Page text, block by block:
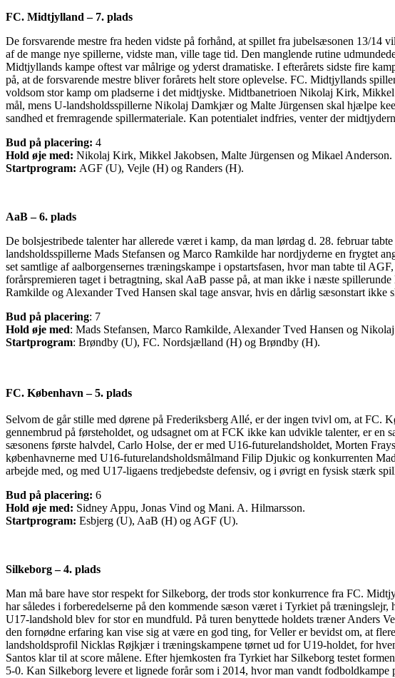
FC. Midtjylland – 7. plads
De forsvarende mestre fra heden vidste på forhånd, at spillet fra jubelsæsonen 13/
af de mange nye spillerne, vidste man, ville tage tid. Den manglende rutine
Midtjyllands kampe oftest var målrige og yderst dramatiske. I efterårets sidste fire
på, at de forsvarende mestre bliver forårets helt store oplevelse. FC. Midtjyllands
voldsom stor kamp om pladserne i det midtjyske. Midtbanetrioen Nikolaj Kirk,
mål, mens U-landsholdsspillerne Nikolaj Damkjær og Malte Jürgensen skal hjælpe
sandhed et fremragende spillermateriale. Kan potentialet indfries, venter der
Bud på placering: 4
Hold øje med: Nikolaj Kirk, Mikkel Jakobsen, Malte Jürgensen og Mikael Anderson.
Startprogram: AGF (U), Vejle (H) og Randers (H).
AaB – 6. plads
De bolsjestribede talenter har allerede været i kamp, da man lørdag d. 28. februar
landsholdsspillerne Mads Stefansen og Marco Ramkilde har nordjyderne en frygtet
set samtlige af aalborgensernes træningskampe i opstartsfasen, hvor man tabte til
forårspremieren taget i betragtning, skal AaB passe på, at man ikke i næste
Ramkilde og Alexander Tved Hansen skal tage ansvar, hvis en dårlig sæsonstart ikke
Bud på placering: 7
Hold øje med: Mads Stefansen, Marco Ramkilde, Alexander Tved Hansen og
Startprogram: Brøndby (U), FC. Nordsjælland (H) og Brøndby (H).
FC. København – 5. plads
Selvom de går stille med dørene på Frederiksberg Allé, er der ingen tvivl om, at FC.
gennembrud på førsteholdet, og udsagnet om at FCK ikke kan udvikle talenter, er
sæsonens første halvdel, Carlo Holse, der er med U16-futurelandsholdet, Morten
københavnerne med U16-futurelandsholdsmålmand Filip Djukic og konkurrenten
arbejde med, og med U17-ligaens tredjebedste defensiv, og i øvrigt en fysisk stærk
Bud på placering: 6
Hold øje med: Sidney Appu, Jonas Vind og Mani. A. Hilmarsson.
Startprogram: Esbjerg (U), AaB (H) og AGF (U).
Silkeborg – 4. plads
Man må bare have stor respekt for Silkeborg, der trods stor konkurrence fra FC.
har således i forberedelserne på den kommende sæson været i Tyrkiet på
U17-landshold blev for stor en mundfuld. På turen benyttede holdets træner Anders
den fornødne erfaring kan vise sig at være en god ting, for Veller er bevidst om, at
landsholdsprofil Nicklas Røjkjær i træningskampene tørnet ud for U19-holdet, for
Santos klar til at score målene. Efter hjemkosten fra Tyrkiet har Silkeborg testet
5-0. Kan Silkeborg levere et lignede forår som i 2014, hvor man vandt